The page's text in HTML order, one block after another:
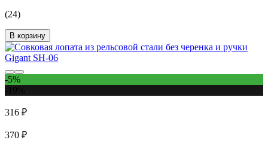
(24)
В корзину
-5%
316 ₽
370 ₽